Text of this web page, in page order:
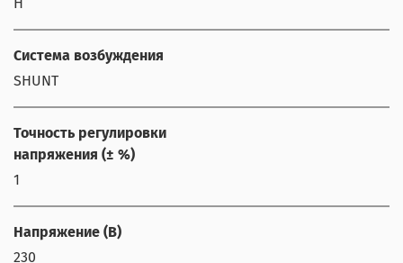
Система возбуждения
SHUNT
Точность регулировки
напряжения (± %)
1
Напряжение (В)
230